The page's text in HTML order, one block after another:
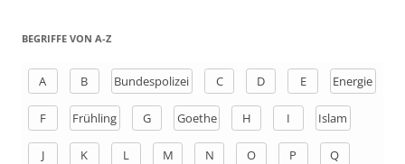
h
BEGRIFFE VON A-Z
A B Bundespolizei C D E Energie
F Frühling G Goethe H I Islam
J K L M N O P Q